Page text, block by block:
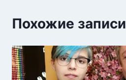
Похожие записи